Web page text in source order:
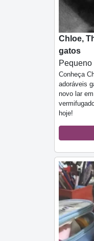
Chloe,
gatos
Pequeno
Conheça
adoráveis
novo lar
hoje!